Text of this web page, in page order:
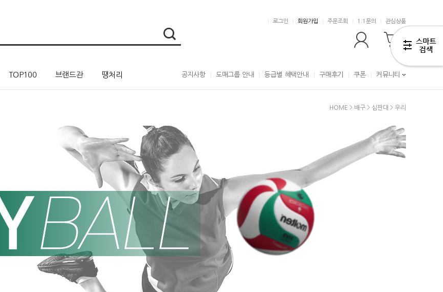
로그인 회원가입 주문조회 1:1문의 관심상품
TOP100 브랜드관 땡처리 공지사항 도매그룹 안내 등급별 혜택안내 구매후기 쿠폰 커뮤니티
HOME > 배구 > 심판대 > 우리